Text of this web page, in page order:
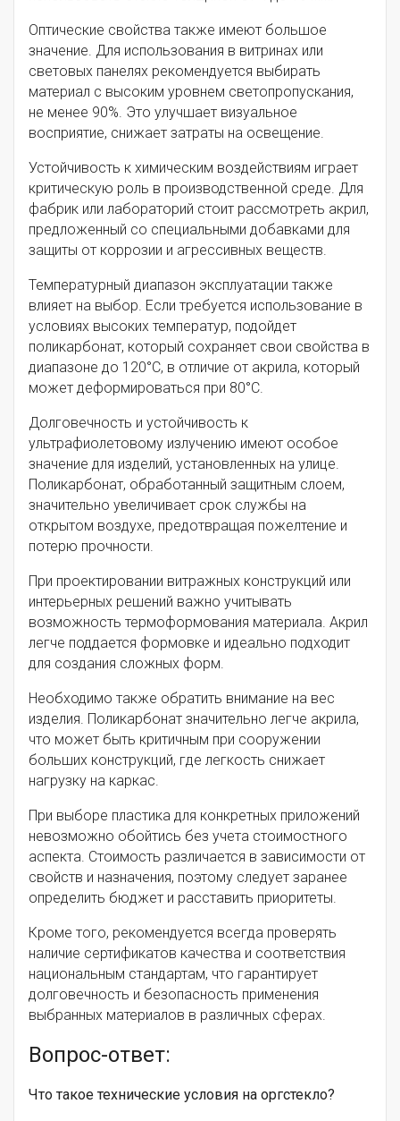
Оптические свойства также имеют большое
значение. Для использования в витринах или
световых панелях рекомендуется выбирать
материал с высоким уровнем светопропускания,
не менее 90%. Это улучшает визуальное
восприятие, снижает затраты на освещение.
Устойчивость к химическим воздействиям играет
критическую роль в производственной среде. Для
фабрик или лабораторий стоит рассмотреть акрил,
предложенный со специальными добавками для
защиты от коррозии и агрессивных веществ.
Температурный диапазон эксплуатации также
влияет на выбор. Если требуется использование в
условиях высоких температур, подойдет
поликарбонат, который сохраняет свои свойства в
диапазоне до 120°C, в отличие от акрила, который
может деформироваться при 80°C.
Долговечность и устойчивость к
ультрафиолетовому излучению имеют особое
значение для изделий, установленных на улице.
Поликарбонат, обработанный защитным слоем,
значительно увеличивает срок службы на
открытом воздухе, предотвращая пожелтение и
потерю прочности.
При проектировании витражных конструкций или
интерьерных решений важно учитывать
возможность термоформования материала. Акрил
легче поддается формовке и идеально подходит
для создания сложных форм.
Необходимо также обратить внимание на вес
изделия. Поликарбонат значительно легче акрила,
что может быть критичным при сооружении
больших конструкций, где легкость снижает
нагрузку на каркас.
При выборе пластика для конкретных приложений
невозможно обойтись без учета стоимостного
аспекта. Стоимость различается в зависимости от
свойств и назначения, поэтому следует заранее
определить бюджет и расставить приоритеты.
Кроме того, рекомендуется всегда проверять
наличие сертификатов качества и соответствия
национальным стандартам, что гарантирует
долговечность и безопасность применения
выбранных материалов в различных сферах.
Вопрос-ответ:
Что такое технические условия на оргстекло?